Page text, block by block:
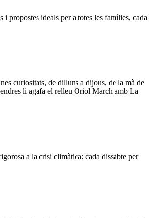
i propostes ideals per a totes les famílies, cada
curiositats, de dilluns a dijous, de la mà de
li agafa el relleu Oriol March amb La
a la crisi climàtica: cada dissabte per